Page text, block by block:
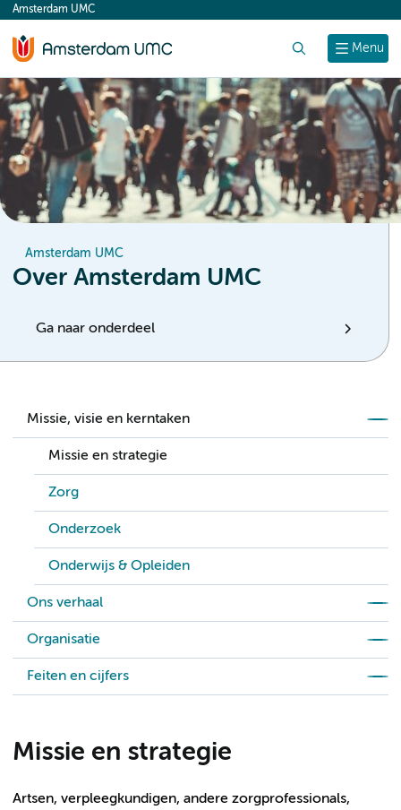
content
Menu
Amsterdam UMC
Amsterdam UMC
Over Amsterdam UMC
Ga naar onderdeel
Missie, visie en kerntaken
Missie en strategie
Zorg
Onderzoek
Onderwijs & Opleiden
Ons verhaal
Organisatie
Feiten en cijfers
Missie en strategie
Artsen, verpleegkundigen, andere zorgprofessionals,